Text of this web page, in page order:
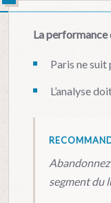
La performance
Paris ne
L’analyse
segment du